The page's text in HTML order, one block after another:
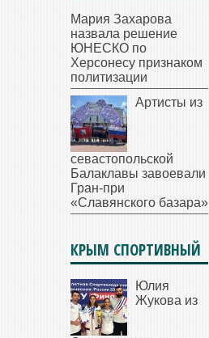
Мария Захарова
назвала решение
ЮНЕСКО по
Херсонесу признаком
политизации
Артисты из
севастопольской
Балаклавы завоевали
Гран-при
«Славянского базара»
КРЫМ СПОРТИВНЫЙ
Юлия
Жукова из